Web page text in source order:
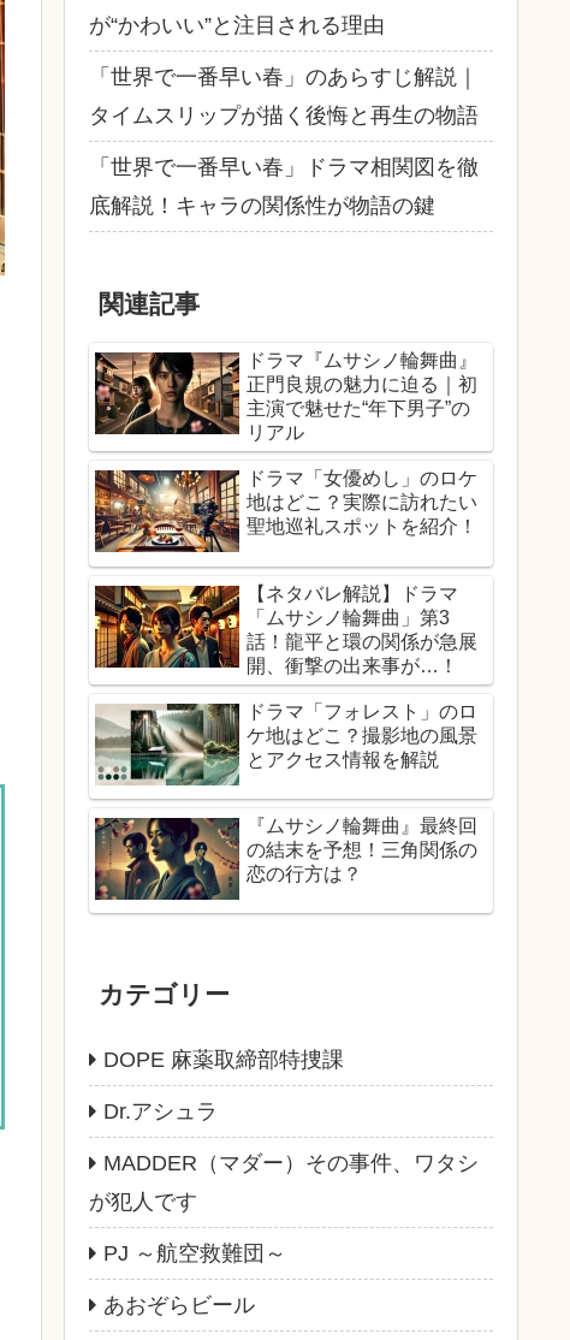
が“かわいい”と注目される理由
「世界で一番早い春」のあらすじ解説｜
タイムスリップが描く後悔と再生の物語
「世界で一番早い春」ドラマ相関図を徹
底解説！キャラの関係性が物語の鍵
関連記事
ドラマ『ムサシノ輪舞曲』
正門良規の魅力に迫る｜初
主演で魅せた“年下男子”の
リアル
ドラマ「女優めし」のロケ
地はどこ？実際に訪れたい
聖地巡礼スポットを紹介！
【ネタバレ解説】ドラマ
「ムサシノ輪舞曲」第3
話！龍平と環の関係が急展
開、衝撃の出来事が…！
ドラマ「フォレスト」のロ
ケ地はどこ？撮影地の風景
とアクセス情報を解説
『ムサシノ輪舞曲』最終回
の結末を予想！三角関係の
恋の行方は？
カテゴリー
DOPE 麻薬取締部特捜課
Dr.アシュラ
MADDER（マダー）その事件、ワタシ
が犯人です
PJ ～航空救難団～
あおぞらビール